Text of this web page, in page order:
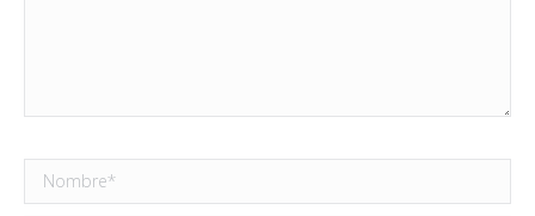
Nombre *